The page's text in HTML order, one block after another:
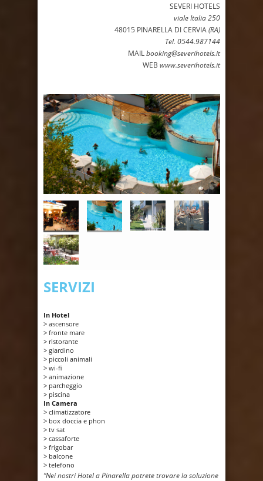
SEVERI HOTELS
viale Italia 250
48015 PINARELLA DI CERVIA (RA)
Tel. 0544.987144
MAIL booking@severihotels.it
WEB www.severihotels.it
SERVIZI
In Hotel
> ascensore
> fronte mare
> ristorante
> giardino
> piccoli animali
> wi-fi
> animazione
> parcheggio
> piscina
In Camera
> climatizzatore
> box doccia e phon
> tv sat
> cassaforte
> frigobar
> balcone
> telefono
“Nei nostri Hotel a Pinarella potrete trovare la soluzione